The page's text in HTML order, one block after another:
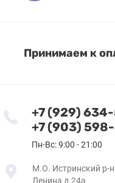
Принимаем к
+7 (929)
+7 (903)
Пн-Вс: 9:00 - 21:00
М.О. Истринский р-н
Ленина д.24а